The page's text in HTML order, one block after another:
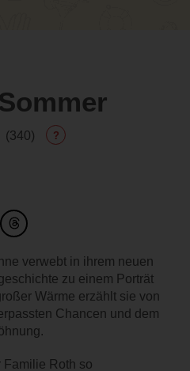
(340) ?
verwebt in ihrem neuen
zu einem Porträt
Wärme erzählt sie von
Chancen und dem
Familie Roth so